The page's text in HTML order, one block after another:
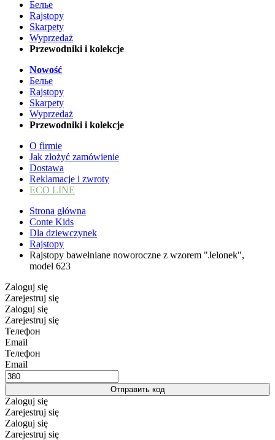
Белье
Rajstopy
Skarpety
Wyprzedaż
Przewodniki i kolekcje
Nowość
Белье
Rajstopy
Skarpety
Wyprzedaż
Przewodniki i kolekcje
O firmie
Jak złożyć zamówienie
Dostawa
Reklamacje i zwroty
ECO LINE
Strona główna
Conte Kids
Dla dziewczynek
Rajstopy
Rajstopy bawełniane noworoczne z wzorem "Jelonek",
model 623
Zaloguj się
Zarejestruj się
Zaloguj się
Zarejestruj się
Телефон
Email
Телефон
Email
Отправить код
Zaloguj się
Zarejestruj się
Zaloguj się
Zarejestruj się